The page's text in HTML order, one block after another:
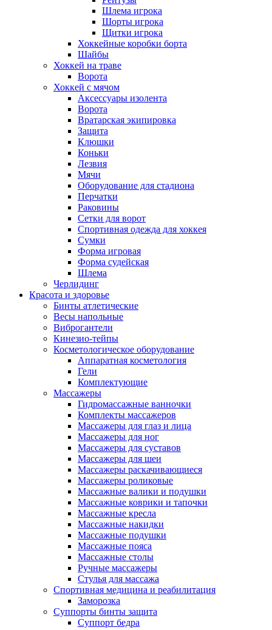
Шлема игрока
Шорты игрока
Щитки игрока
Хоккейные коробки борта
Шайбы
Хоккей на траве
Ворота
Хоккей с мячом
Аксессуары изолента
Ворота
Вратарская экипировка
Защита
Клюшки
Коньки
Лезвия
Мячи
Оборудование для стадиона
Перчатки
Раковины
Сетки для ворот
Спортивная одежда для хоккея
Сумки
Форма игровая
Форма судейская
Шлема
Черлидинг
Красота и здоровье
Бинты атлетические
Весы напольные
Виброгантели
Кинезио-тейпы
Косметологическое оборудование
Аппаратная косметология
Гели
Комплектующие
Массажеры
Гидромассажные ванночки
Комплекты массажеров
Массажеры для глаз и лица
Массажеры для ног
Массажеры для суставов
Массажеры для шеи
Массажеры раскачивающиеся
Массажеры роликовые
Массажные валики и подушки
Массажные коврики и тапочки
Массажные кресла
Массажные накидки
Массажные подушки
Массажные пояса
Массажные столы
Ручные массажеры
Стулья для массажа
Спортивная медицина и реабилитация
Заморозка
Суппорты бинты защита
Суппорт бедра